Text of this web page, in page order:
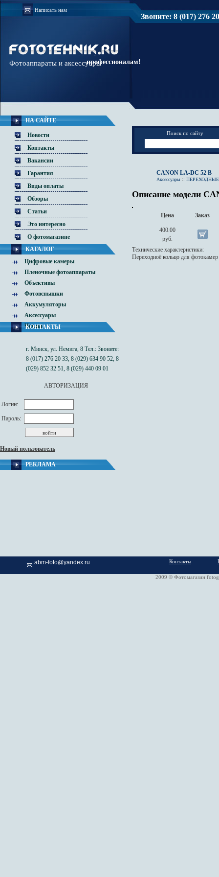
Написать нам
Звоните: 8 (017) 276
Доверяйте
профессионалам!
Фотоаппараты и аксессуары
НА САЙТЕ
Новости
Контакты
Вакансии
Гарантия
Виды оплаты
Обзоры
Статьи
Это интересно
О фотомагазине
КАТАЛОГ
Цифровые камеры
Пленочные фотоаппараты
Объективы
Фотовспышки
Аккумуляторы
Аксессуары
Чехлы
КОНТАКТЫ
г. Минск, ул. Немига, 8 Тел.: Звоните:
8 (017) 276 20 33, 8 (029) 634 90 52, 8
(029) 852 32 51, 8 (029) 440 09 01
АВТОРИЗАЦИЯ
Логин:
Пароль:
Новый пользователь
РЕКЛАМА
Поиск по сайту
CANON LA-DC 52 B
Аксессуары ::
Описание модели
Цена Заказ
400.00
руб.
Технические характеристики:
Переходноё кольцо для
abm-foto@yandex.ru Контакты
2009 © Фотомагазин